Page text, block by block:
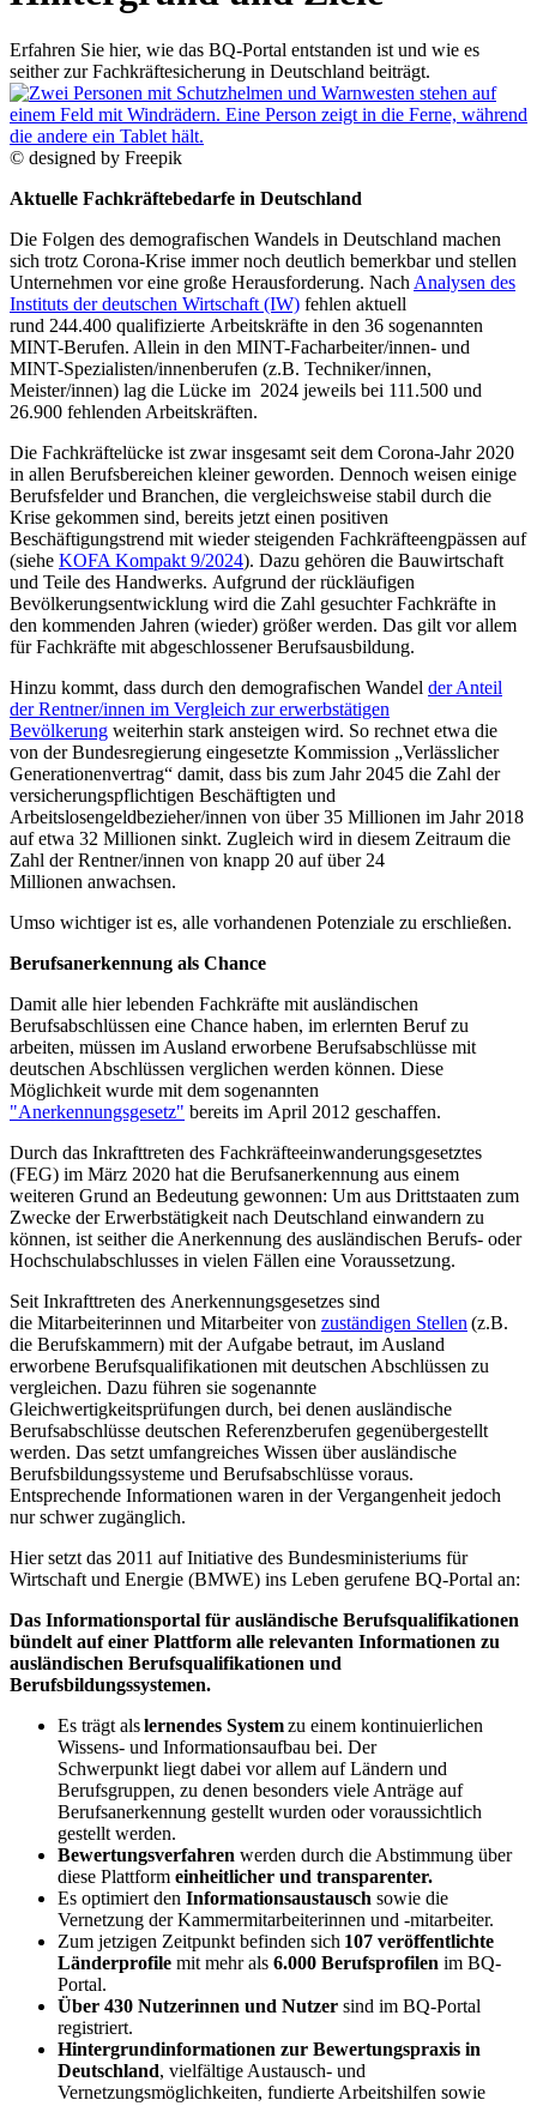
Erfahren Sie hier, wie das BQ-Portal entstanden ist und wie es
seither zur Fachkräftesicherung in Deutschland beiträgt.
© designed by Freepik
Aktuelle Fachkräftebedarfe in Deutschland
Die Folgen des demografischen Wandels in Deutschland machen
sich trotz Corona-Krise immer noch deutlich bemerkbar und stellen
Unternehmen vor eine große Herausforderung. NachAnalysen des
Instituts der deutschen Wirtschaft (IW) fehlen aktuell
rund 244.400 qualifizierte Arbeitskräfte in den 36 sogenannten
MINT-Berufen. Allein in den MINT-Facharbeiter/innen- und
MINT-Spezialisten/innenberufen (z.B. Techniker/innen,
Meister/innen) lag die Lücke im 2024 jeweils bei 111.500 und
26.900 fehlenden Arbeitskräften.
Die Fachkräftelücke ist zwar insgesamt seit dem Corona-Jahr 2020
in allen Berufsbereichen kleiner geworden. Dennoch weisen einige
Berufsfelder und Branchen, die vergleichsweise stabil durch die
Krise gekommen sind, bereits jetzt einen positiven
Beschäftigungstrend mit wieder steigenden Fachkräfteengpässen auf
(siehe KOFA Kompakt 9/2024). Dazu gehören die Bauwirtschaft
und Teile des Handwerks. Aufgrund der rückläufigen
Bevölkerungsentwicklung wird die Zahl gesuchter Fachkräfte in
den kommenden Jahren (wieder) größer werden. Das gilt vor allem
für Fachkräfte mit abgeschlossener Berufsausbildung.
Hinzu kommt, dass durch den demografischen Wandel der Anteil
der Rentner/innen im Vergleich zur erwerbstätigen
Bevölkerung weiterhin stark ansteigen wird. So rechnet etwa die
von der Bundesregierung eingesetzte Kommission „Verlässlicher
Generationenvertrag“ damit, dass bis zum Jahr 2045 die Zahl der
versicherungspflichtigen Beschäftigten und
Arbeitslosengeldbezieher/innen von über 35 Millionen im Jahr 2018
auf etwa 32 Millionen sinkt. Zugleich wird in diesem Zeitraum die
Zahl der Rentner/innen von knapp 20 auf über 24
Millionen anwachsen.
Umso wichtiger ist es, alle vorhandenen Potenziale zu erschließen.
Berufsanerkennung als Chance
Damit alle hier lebenden Fachkräfte mit ausländischen
Berufsabschlüssen eine Chance haben, im erlernten Beruf zu
arbeiten, müssen im Ausland erworbene Berufsabschlüsse mit
deutschen Abschlüssen verglichen werden können. Diese
Möglichkeit wurde mit dem sogenannten
"Anerkennungsgesetz" bereits im April 2012 geschaffen.
Durch das Inkrafttreten des Fachkräfteeinwanderungsgesetztes
(FEG) im März 2020 hat die Berufsanerkennung aus einem
weiteren Grund an Bedeutung gewonnen: Um aus Drittstaaten zum
Zwecke der Erwerbstätigkeit nach Deutschland einwandern zu
können, ist seither die Anerkennung des ausländischen Berufs- oder
Hochschulabschlusses in vielen Fällen eine Voraussetzung.
Seit Inkrafttreten des Anerkennungsgesetzes sind
die Mitarbeiterinnen und Mitarbeiter von zuständigen Stellen(z.B.
die Berufskammern) mit der Aufgabe betraut, im Ausland
erworbene Berufsqualifikationen mit deutschen Abschlüssen zu
vergleichen. Dazu führen sie sogenannte
Gleichwertigkeitsprüfungen durch, bei denen ausländische
Berufsabschlüsse deutschen Referenzberufen gegenübergestellt
werden. Das setzt umfangreiches Wissen über ausländische
Berufsbildungssysteme und Berufsabschlüsse voraus.
Entsprechende Informationen waren in der Vergangenheit jedoch
nur schwer zugänglich.
Hier setzt das 2011 auf Initiative des Bundesministeriums für
Wirtschaft und Energie (BMWE) ins Leben gerufene BQ-Portal an:
Das Informationsportal für ausländische Berufsqualifikationen
bündelt auf einer Plattform alle relevanten Informationen zu
ausländischen Berufsqualifikationen und
Berufsbildungssystemen.
Es trägt alslernendes Systemzu einem kontinuierlichen
Wissens- und Informationsaufbau bei. Der
Schwerpunkt liegt dabei vor allem auf Ländern und
Berufsgruppen, zu denen besonders viele Anträge auf
Berufsanerkennung gestellt wurden oder voraussichtlich
gestellt werden.
Bewertungsverfahren werden durch die Abstimmung über
diese Plattform einheitlicher und transparenter.
Es optimiert den Informationsaustausch sowie die
Vernetzung der Kammermitarbeiterinnen und -mitarbeiter.
Zum jetzigen Zeitpunkt befinden sich 107 veröffentlichte
Länderprofile mit mehr als 6.000 Berufsprofilen im BQ-
Portal.
Über 430 Nutzerinnen und Nutzer sind im BQ-Portal
registriert.
Hintergrundinformationen zur Bewertungspraxis in
Deutschland, vielfältige Austausch- und
Vernetzungsmöglichkeiten, fundierte Arbeitshilfen sowie